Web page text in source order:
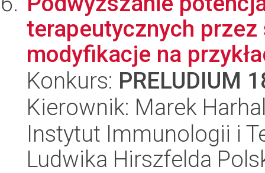
terapeutycznych
modyfikacje na
Konkurs: PRELUDIUM
Kierownik: Marek
Instytut Immunologii i
Ludwika Hirszfelda